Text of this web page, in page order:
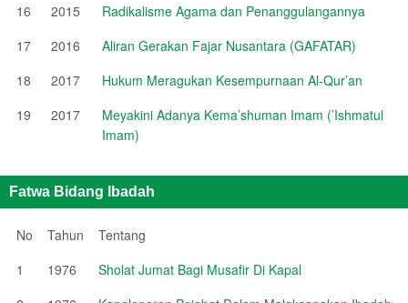
16
2015
Radikalisme Agama dan Penanggulangannya
17
2016
Aliran Gerakan Fajar Nusantara (GAFATAR)
18
2017
Hukum Meragukan Kesempurnaan Al-Qur’an
19
2017
Meyakini Adanya Kema’shuman Imam (’Ishmatul
Imam)
Fatwa Bidang Ibadah
No Tahun
Tentang
1
1976
Sholat Jumat Bagi Musafir Di Kapal